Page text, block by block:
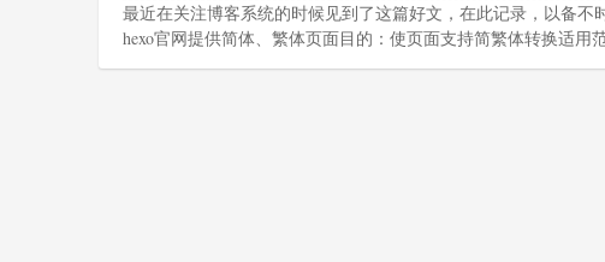
最近在关注博客系统的时候见到了这篇好文，在此记录，以备
hexo官网提供简体、繁体页面目的：使页面支持简繁体转换适用